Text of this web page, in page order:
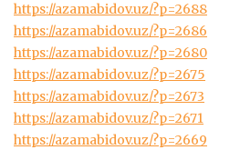
https://azamabidov.uz/?p=2688
https://azamabidov.uz/?p=2686
https://azamabidov.uz/?p=2680
https://azamabidov.uz/?p=2675
https://azamabidov.uz/?p=2673
https://azamabidov.uz/?p=2671
https://azamabidov.uz/?p=2669